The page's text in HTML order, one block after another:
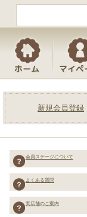
新規会員登録
会員ステージについて
よくある質問
実店舗のご案内